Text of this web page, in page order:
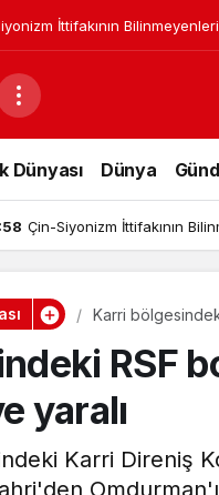
İttifakının Bilinmeyenleri
Masaya Yatırılacak
Dünyası Dünya
Çin-Siyonizm İttifakının
Karri
RSF
yaralı
Karri Direniş